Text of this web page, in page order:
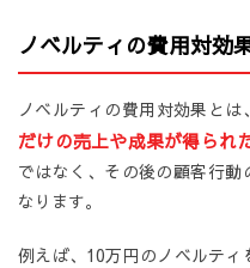
ノベルティの費用対効
ノベルティの費用対効果とは
だけの売上や成果が得られ
ではなく、その後の顧客行
なります。
例えば、10万円のノベルテ